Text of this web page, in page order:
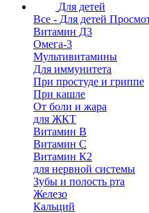
Для детей
Все - Для детей
Витамин Д3
Омега-3
Мультивитамины
Для иммунитета
При простуде и гриппе
При кашле
От боли и жара
для ЖКТ
Витамин В
Витамин С
Витамин К2
для нервной системы
Зубы и полость рта
Железо
Кальций